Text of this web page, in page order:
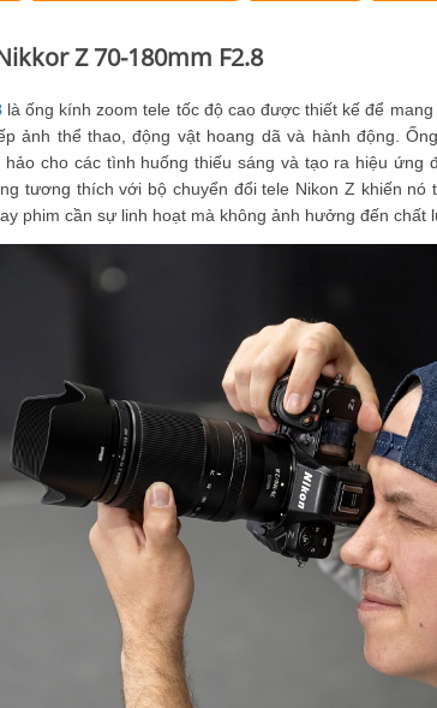
Z 70-180mm F2.8
là ống kính zoom tele tốc độ cao được thiết kế để
ảnh thể thao, động vật hoang dã và hành động.
cho các tình huống thiếu sáng và tạo ra hiệu ứng
tương thích với bộ chuyển đổi tele Nikon Z khiến
phim cần sự linh hoạt mà không ảnh hưởng đến chất